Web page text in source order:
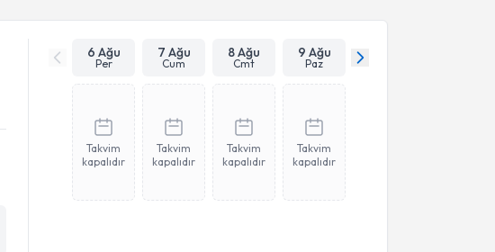
6 Ağu
Per
7 Ağu
Cum
8 Ağu
Cmt
9 Ağu
Paz
Takvim
kapalıdır
Takvim
kapalıdır
Takvim
kapalıdır
Takvim
kapalıdır